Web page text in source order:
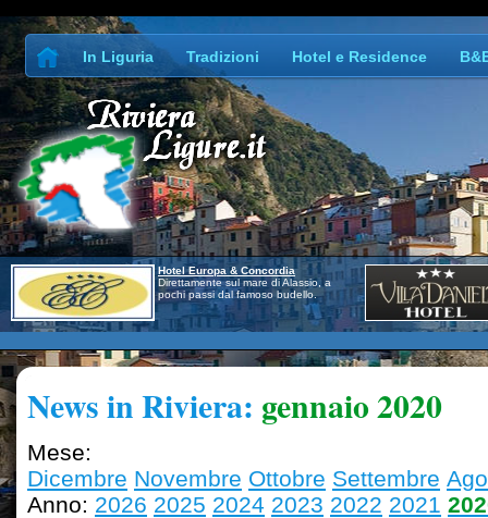
News in Riviera: gennaio 2020
Mese:
Dicembre Novembre Ottobre Settembre
Anno: 2026 2025 2024 2023 2022 2021
Hotel Europa & Concordia
Direttamente sul mare di Alassio, a
pochi passi dal famoso budello.
In Liguria Tradizioni Hotel e Residence